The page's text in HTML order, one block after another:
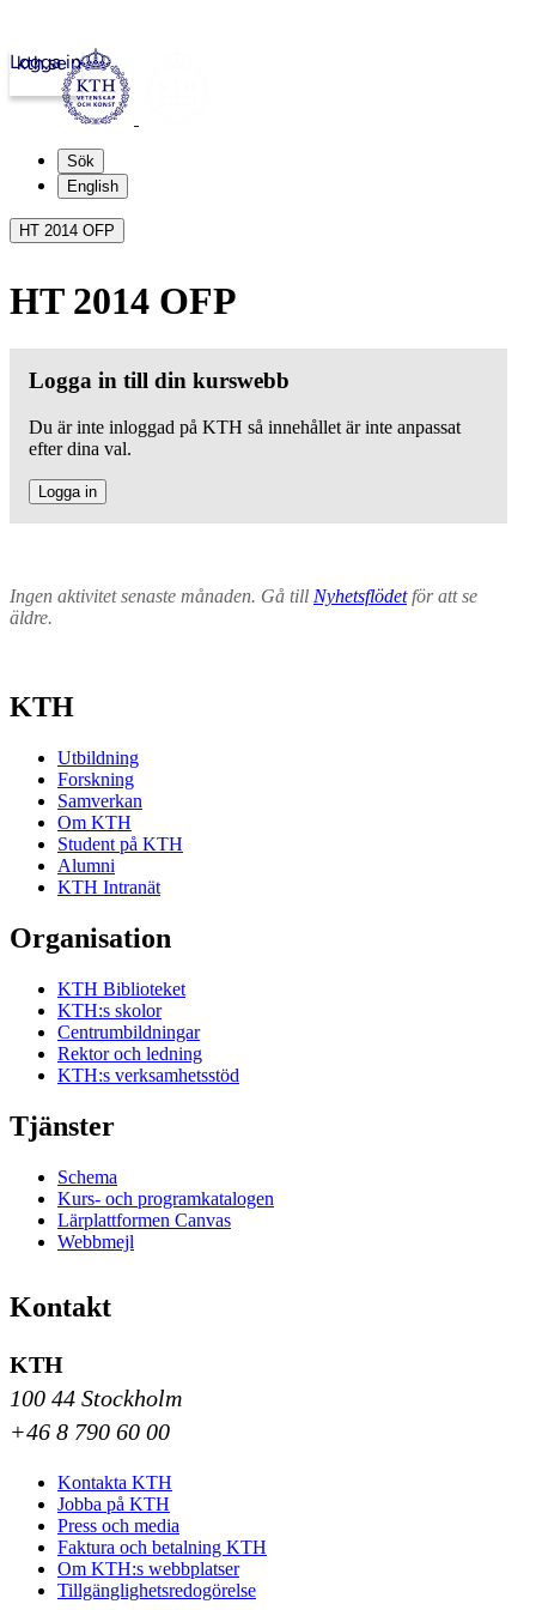
kth.se
Logga in
Sök
English
HT 2014 OFP
HT 2014 OFP
Logga in till din kurswebb
Du är inte inloggad på KTH så innehållet är inte anpassat
efter dina val.
Logga in
Ingen aktivitet senaste månaden. Gå till Nyhetsflödetför att se
äldre.
KTH
Utbildning
Forskning
Samverkan
Om KTH
Student på KTH
Alumni
KTH Intranät
Organisation
KTH Biblioteket
KTH:s skolor
Centrumbildningar
Rektor och ledning
KTH:s verksamhetsstöd
Tjänster
Schema
Kurs- och programkatalogen
Lärplattformen Canvas
Webbmejl
Kontakt
KTH
100 44 Stockholm
+46 8 790 60 00
Kontakta KTH
Jobba på KTH
Press och media
Faktura och betalning KTH
Om KTH:s webbplatser
Tillgänglighetsredogörelse